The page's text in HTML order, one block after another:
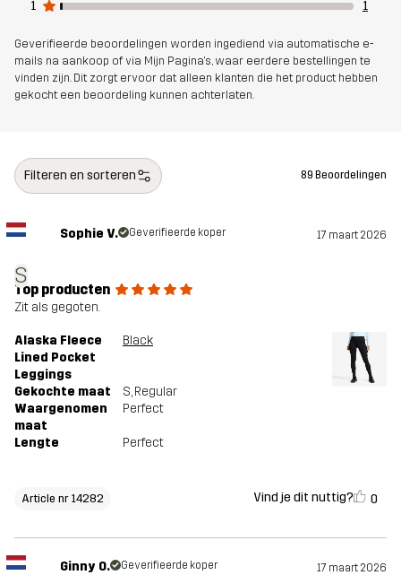
1 1
Geverifieerde beoordelingen worden ingediend via automatische e-
mails na aankoop of via Mijn Pagina's, waar eerdere bestellingen te
vinden zijn. Dit zorgt ervoor dat alleen klanten die het product hebben
gekocht een beoordeling kunnen achterlaten.
Filteren en sorteren 89 Beoordelingen
S
Sophie V. Geverifieerde koper 17 maart 2026
Top producten
Zit als gegoten.
Alaska Fleece
Lined Pocket
Leggings
Black
Gekochte maat S, Regular
Waargenomen
maat
Perfect
Lengte Perfect
Article nr 14282 Vind je dit nuttig? 0
Ginny O. Geverifieerde koper 17 maart 2026